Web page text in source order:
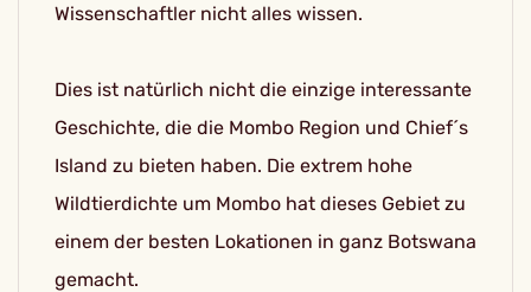
Wissenschaftler nicht alles wissen.
Dies ist natürlich nicht die einzige interessante
Geschichte, die die Mombo Region und Chief´s
Island zu bieten haben. Die extrem hohe
Wildtierdichte um Mombo hat dieses Gebiet zu
einem der besten Lokationen in ganz Botswana
gemacht.